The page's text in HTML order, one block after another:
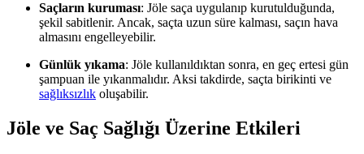
Saçların kuruması: Jöle saça uygulanıp kurutulduğunda,
şekil sabitlenir. Ancak, saçta uzun süre kalması, saçın hava
almasını engelleyebilir.
Günlük yıkama: Jöle kullanıldıktan sonra, en geç ertesi gün
şampuan ile yıkanmalıdır. Aksi takdirde, saçta birikinti ve
sağlıksızlık oluşabilir.
Jöle ve Saç Sağlığı Üzerine Etkileri